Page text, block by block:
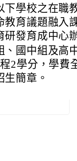
下學校之在職
教育議題融入
研發育成中心
、國中組及高
2學分，學費
簡章。